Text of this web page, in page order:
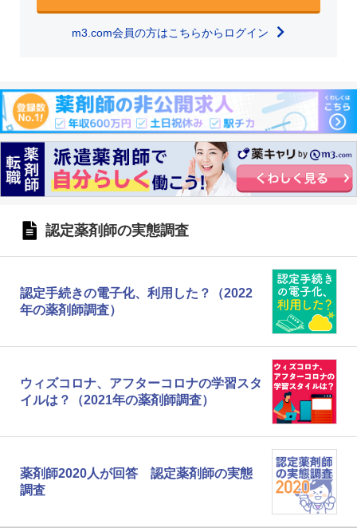
m3.com会員の方はこちらからログイン
認定薬剤師の実態調査
認定手続きの電子化、利用した？（2022
年の薬剤師調査）
ウィズコロナ、アフターコロナの学習スタ
イルは？（2021年の薬剤師調査）
薬剤師2020人が回答 認定薬剤師の実態
調査